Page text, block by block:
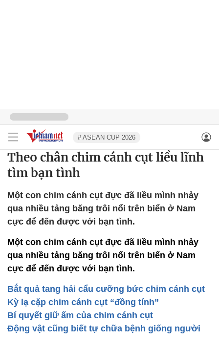
# ASEAN CUP 2026
Theo chân chim cánh cụt liều lĩnh
tìm bạn tình
Một con chim cánh cụt đực đã liều mình nhảy
qua nhiều tảng băng trôi nổi trên biển ở Nam
cực để đến được với bạn tình.
Một con chim cánh cụt đực đã liều mình nhảy
qua nhiều tảng băng trôi nổi trên biển ở Nam
cực để đến được với bạn tình.
Bắt quả tang hải cẩu cưỡng bức chim cánh cụt
Kỳ lạ cặp chim cánh cụt “đồng tính”
Bí quyết giữ ấm của chim cánh cụt
Động vật cũng biết tự chữa bệnh giống người